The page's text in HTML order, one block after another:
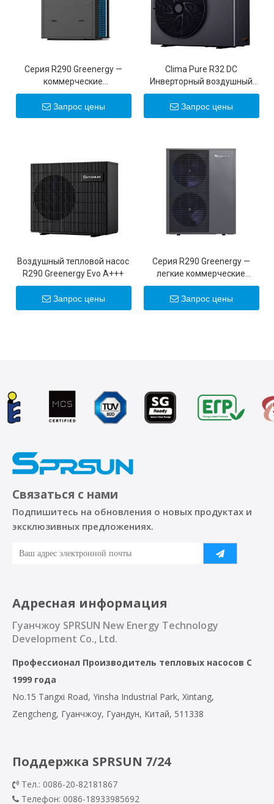
Серия R290 Greenergy —
коммерческие
инверторные тепловые
насосы мощностью 50
кВт/100 кВт
Запрос цены
Clima Pure R32 DC
Инверторный воздушный
тепловой насос
Запрос цены
Воздушный тепловой насос
R290 Greenergy Evo A+++
Запрос цены
Серия R290 Greenergy —
легкие коммерческие
инверторные тепловые
насосы 25 кВт/30 кВт
Запрос цены
Связаться с нами
Подпишитесь на обновления о новых продуктах и ​​
эксклюзивных предложениях.
Адресная информация
Гуанчжоу SPRSUN New Energy Technology
Development Co., Ltd.
Профессионал Производитель тепловых насосов С
1999 года
No.15 Tangxi Road, Yinsha Industrial Park, Xintang,
Zengcheng, Гуанчжоу, Гуандун, Китай, 511338
Поддержка SPRSUN 7/24
 Тел.: 0086-20-82181867
 Телефон: 0086-18933985692